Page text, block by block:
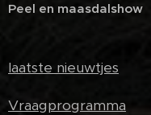
Peel en maasdalshow
laatste nieuwtjes
Vraagprogramma